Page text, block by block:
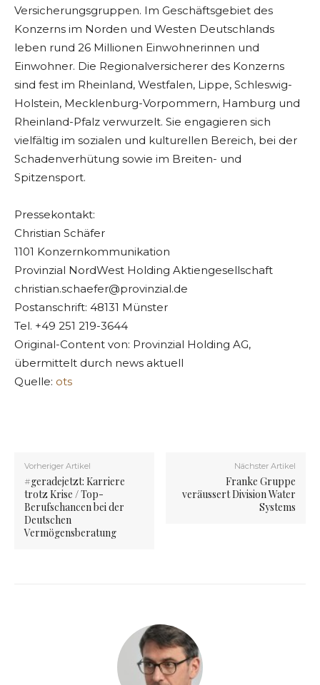
Versicherungsgruppen. Im Geschäftsgebiet des
Konzerns im Norden und Westen Deutschlands
leben rund 26 Millionen Einwohnerinnen und
Einwohner. Die Regionalversicherer des Konzerns
sind fest im Rheinland, Westfalen, Lippe, Schleswig-
Holstein, Mecklenburg-Vorpommern, Hamburg und
Rheinland-Pfalz verwurzelt. Sie engagieren sich
vielfältig im sozialen und kulturellen Bereich, bei der
Schadenverhütung sowie im Breiten- und
Spitzensport.
Pressekontakt:
Christian Schäfer
1101 Konzernkommunikation
Provinzial NordWest Holding Aktiengesellschaft
christian.schaefer@provinzial.de
Postanschrift: 48131 Münster
Tel. +49 251 219-3644
Original-Content von: Provinzial Holding AG,
übermittelt durch news aktuell
Quelle: ots
Vorheriger Artikel
#geradejetzt: Karriere
trotz Krise / Top-
Berufschancen bei der
Deutschen
Vermögensberatung
Nächster Artikel
Franke Gruppe
veräussert Division Water
Systems